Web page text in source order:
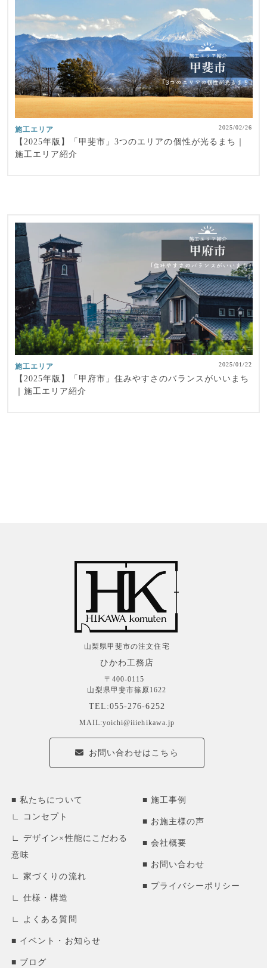
施工エリア 2025/02/26
【2025年版】「甲斐市」3つのエリアの個性が光るまち｜
施工エリア紹介
施工エリア 2025/01/22
【2025年版】「甲府市」住みやすさのバランスがいいまち
｜施工エリア紹介
山梨県甲斐市の注文住宅
ひかわ工務店
〒400-0115
山梨県甲斐市篠原1622
TEL:055-276-6252
MAIL:yoichi@iiiehikawa.jp
お問い合わせはこちら
私たちについて
コンセプト
デザイン×性能にこだわる
意味
家づくりの流れ
仕様・構造
よくある質問
イベント・お知らせ
ブログ
施工事例
お施主様の声
会社概要
お問い合わせ
プライバシーポリシー